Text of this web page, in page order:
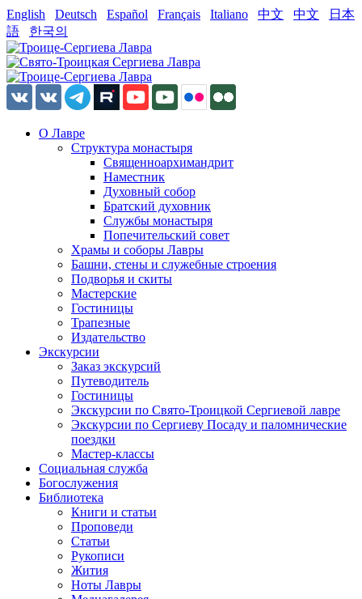
English Deutsch Español Français Italiano 中文 中文
日本
語
한국의
О Лавре
Структура монастыря
Священноархимандрит
Наместник
Духовный собор
Братский духовник
Службы монастыря
Попечительский совет
Храмы и соборы Лавры
Башни, стены и служебные строения
Подворья и скиты
Мастерские
Гостиницы
Трапезные
Издательство
Экскурсии
Заказ экскурсий
Путеводитель
Гостиницы
Экскурсии по Свято-Троицкой Сергиевой лавре
Экскурсии по Сергиеву Посаду и паломнические
поездки
Мастер-классы
Социальная служба
Богослужения
Библиотека
Книги и статьи
Проповеди
Статьи
Рукописи
Жития
Ноты Лавры